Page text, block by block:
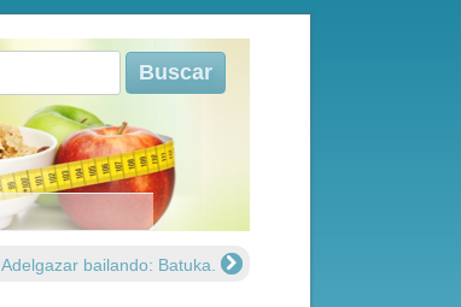
Adelgazar bailando: Batuka.